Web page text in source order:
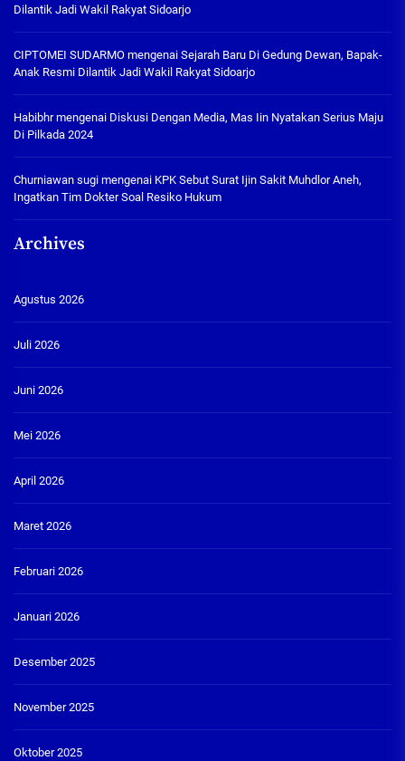
Dilantik Jadi Wakil Rakyat Sidoarjo
CIPTOMEI SUDARMO mengenai Sejarah Baru Di Gedung Dewan, Bapak-
Anak Resmi Dilantik Jadi Wakil Rakyat Sidoarjo
Habibhrmengenai Diskusi Dengan Media, Mas Iin Nyatakan Serius Maju
Di Pilkada 2024
Churniawan sugi mengenai KPK Sebut Surat Ijin Sakit Muhdlor Aneh,
Ingatkan Tim Dokter Soal Resiko Hukum
Archives
Agustus 2026
Juli 2026
Juni 2026
Mei 2026
April 2026
Maret 2026
Februari 2026
Januari 2026
Desember 2025
November 2025
Oktober 2025